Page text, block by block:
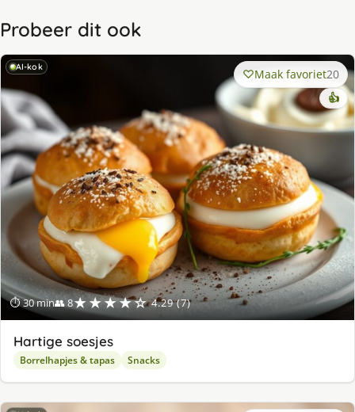
Probeer dit ook
AI-kok
⏱ 30 min👥 8★★★★☆ 4.29 (7)
Maak favoriet20
👍
Hartige soesjes
Borrelhapjes & tapas Snacks